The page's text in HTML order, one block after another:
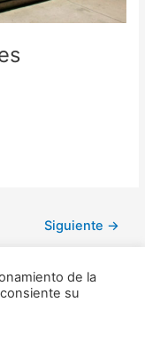
Siguiente →
de la
su